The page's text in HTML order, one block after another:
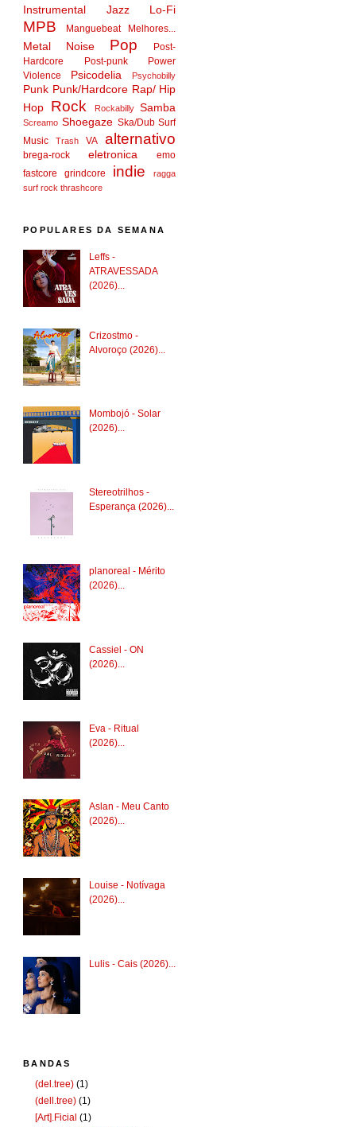
Instrumental Jazz Lo-Fi
MPB Manguebeat Melhores...
Metal Noise Pop
Post-
Hardcore
Post-punk
Power
Violence
Psicodelia Psychobilly
Punk Punk/Hardcore Rap/ Hip
Hop
Rock Rockabilly Samba
Screamo Shoegaze Ska/Dub Surf
Music
Trash VA alternativo
brega-rock eletronica
emo
fastcore
grindcore indie
ragga
surf rock thrashcore
POPULARES DA SEMANA
Leffs -
ATRAVESSADA
(2026)...
Crizostmo -
Alvoroço (2026)...
Mombojó - Solar
(2026)...
Stereotrilhos -
Esperança (2026)...
planoreal - Mérito
(2026)...
Cassiel - ON
(2026)...
Eva - Ritual
(2026)...
Aslan - Meu Canto
(2026)...
Louise - Notívaga
(2026)...
Lulis - Cais (2026)...
BANDAS
(del.tree) (1)
(dell.tree) (1)
[Art].Ficial (1)